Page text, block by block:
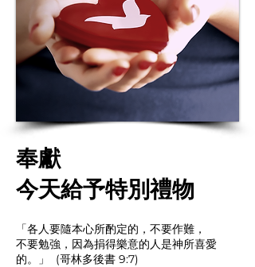
奉獻
今天給予特別禮物
「各人要隨本心所酌定的，不要作難，
不要勉強，因為捐得樂意的人是神所喜愛
的。」 (哥林多後書 9:7)